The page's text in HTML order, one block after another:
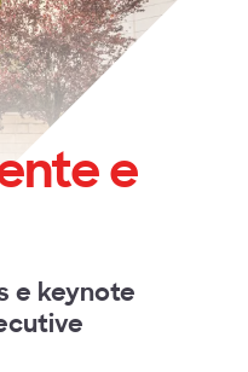
e
e keynote